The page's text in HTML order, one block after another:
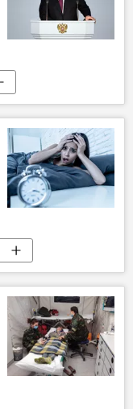
США